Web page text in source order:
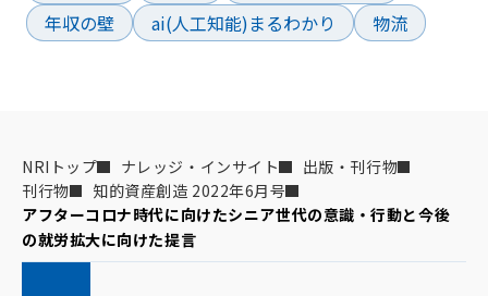
年収の壁
ai(人工知能)まるわかり 物流
NRIトップ ナレッジ・インサイト
出版・刊行物
刊行物
知的資産創造 2022年6月号
アフターコロナ時代に向けたシニア世代の意識・行動と今後
の就労拡大に向けた提言